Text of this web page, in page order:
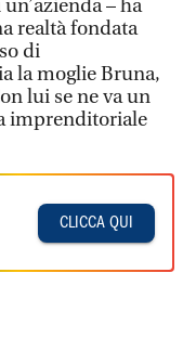
– ha
realtà fondata
di
la moglie Bruna,
lui se ne va un
imprenditoriale
CLICCA QUI